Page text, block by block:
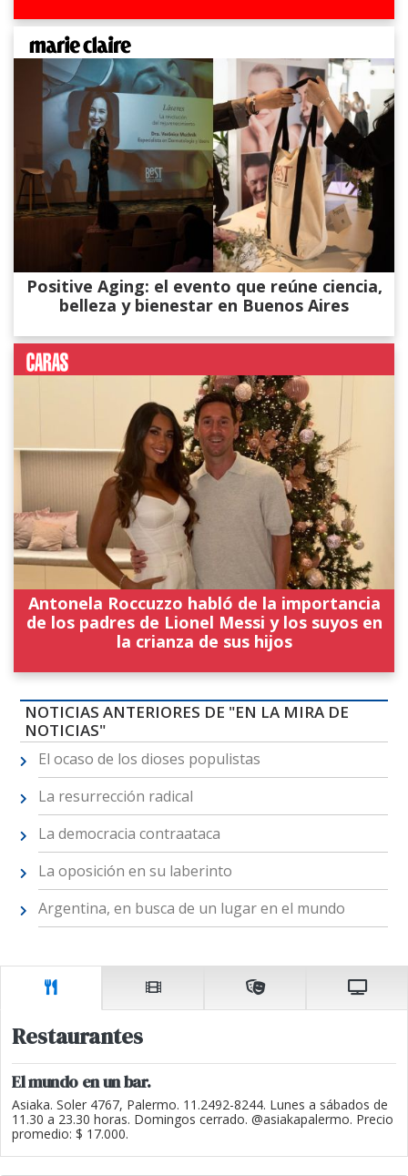
Positive Aging: el evento que reúne ciencia,
belleza y bienestar en Buenos Aires
Antonela Roccuzzo habló de la importancia
de los padres de Lionel Messi y los suyos en
la crianza de sus hijos
NOTICIAS ANTERIORES DE "EN LA MIRA DE
NOTICIAS"
El ocaso de los dioses populistas
La resurrección radical
La democracia contraataca
La oposición en su laberinto
Argentina, en busca de un lugar en el mundo
Restaurantes
El mundo en un bar.
Asiaka. Soler 4767, Palermo. 11.2492-8244. Lunes a sábados de
11.30 a 23.30 horas. Domingos cerrado. @asiakapalermo. Precio
promedio: $ 17.000.